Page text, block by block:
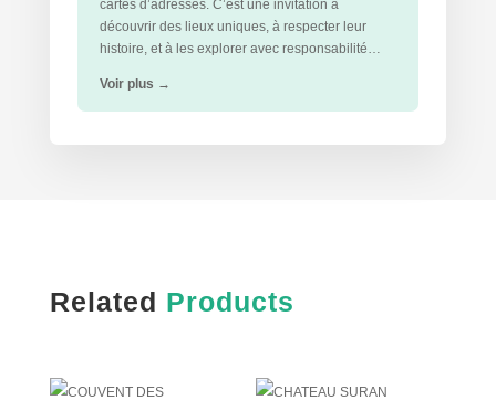
cartes d’adresses. C’est une invitation à
découvrir des lieux uniques, à respecter leur
histoire, et à les explorer avec responsabilité…
Voir plus →
Related Products